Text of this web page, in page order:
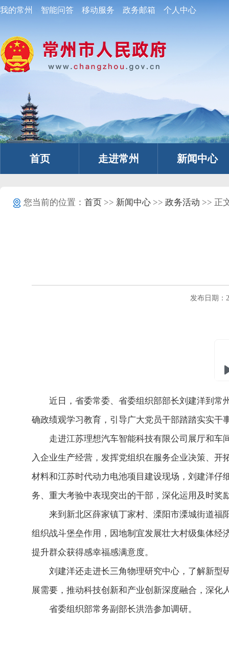
我的常州 智能问答 移动服务 政务邮箱 个人中心
首页 走进常州 新闻中心
您当前的位置： 首页>> 新闻中心>> 政务活动 >> 正
发布日期：
近日，省委常委、省委组织部部长刘建洋到常
确政绩观学习教育，引导广大党员干部踏踏实实干
走进江苏理想汽车智能科技有限公司展厅和车
入企业生产经营，发挥党组织在服务企业决策、
材料和江苏时代动力电池项目建设现场，刘建洋
务、重大考验中表现突出的干部，深化运用及时奖
来到新北区薛家镇丁家村、溧阳市溧城街道福
组织战斗堡垒作用，因地制宜发展壮大村级集体经
提升群众获得感幸福感满意度。
刘建洋还走进长三角物理研究中心，了解新型
展需要，推动科技创新和产业创新深度融合，深
省委组织部常务副部长洪浩参加调研。